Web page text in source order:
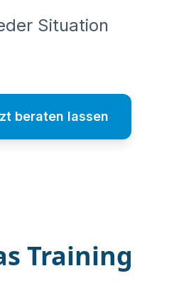
Situation
beraten lassen
Training